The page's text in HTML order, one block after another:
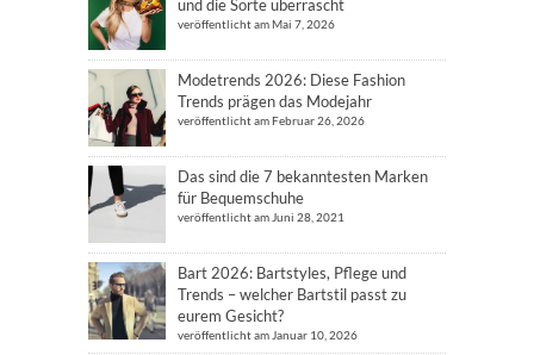
und die Sorte überrascht
veröffentlicht am Mai 7, 2026
Modetrends 2026: Diese Fashion
Trends prägen das Modejahr
veröffentlicht am Februar 26, 2026
Das sind die 7 bekanntesten Marken
für Bequemschuhe
veröffentlicht am Juni 28, 2021
Bart 2026: Bartstyles, Pflege und
Trends – welcher Bartstil passt zu
eurem Gesicht?
veröffentlicht am Januar 10, 2026